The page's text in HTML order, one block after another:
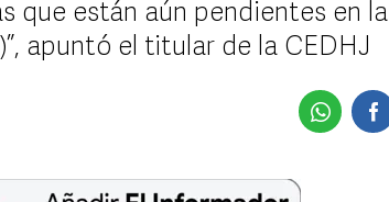
que están aún pendientes en la
apuntó el titular de la CEDHJ